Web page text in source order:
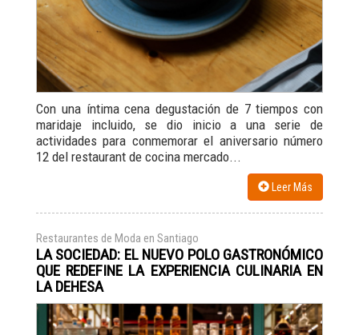
Con una íntima cena degustación de 7 tiempos con
maridaje incluido, se dio inicio a una serie de
actividades para conmemorar el aniversario número
12 del restaurant de cocina mercado...
Leer Más
Restaurantes de Moda en Santiago
LA SOCIEDAD: EL NUEVO POLO GASTRONÓMICO
QUE REDEFINE LA EXPERIENCIA CULINARIA EN
LA DEHESA